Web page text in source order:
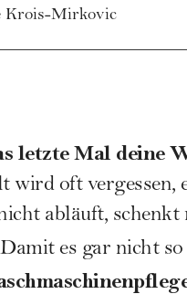
Krois-Mirkovic
letzte Mal deine
wird oft vergessen,
abläuft,
es gar nicht